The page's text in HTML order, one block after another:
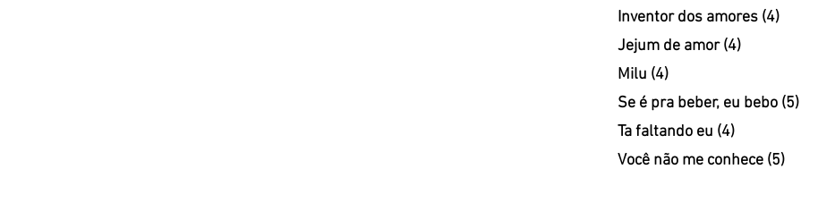
Inventor dos amores (4)
Jejum de amor (4)
Milu (4)
Se é pra beber, eu bebo (5)
Ta faltando eu (4)
Você não me conhece (5)